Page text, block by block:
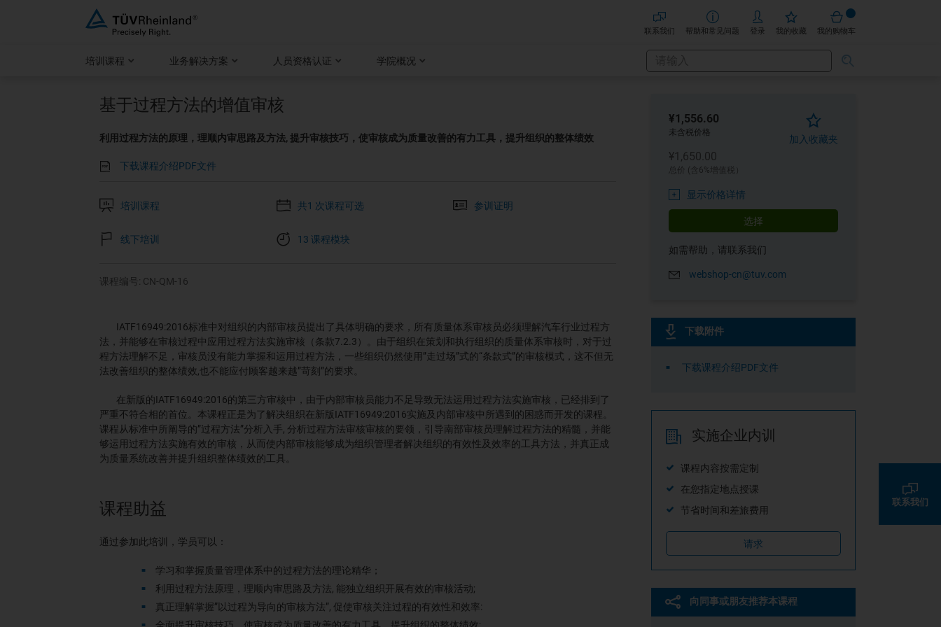
登录 我的收藏 我的购物车
帮助和常见问题
联系我们
跳
内
培训课程 业务解决方案 人员资格认证
学院概况
搜
基于过程方法的增值审核
利用过程方法的原理，理顺内审思路及方法, 提升审核技巧，使审核成为质量改善的有力工具，提升组织的整体绩效
下载课程介绍PDF文件
培训课程 共1 次课程可选 参训证明
线下培训 13 课程模块
课程编号: CN-QM-16
IATF16949:2016标准中对组织的内部审核员提出了具体明确的要求，所有质量体系审核员必须理解汽车行业过程方
法，并能够在审核过程中应用过程方法实施审核（条款7.2.3）。由于组织在策划和执行组织的质量体系审核时，对于过
程方法理解不足，审核员没有能力掌握和运用过程方法，一些组织仍然使用”走过场”式的“条款式”的审核模式，这不但无
法改善组织的整体绩效,也不能应付顾客越来越”苛刻”的要求。
在新版的IATF16949:2016的第三方审核中，由于内部审核员能力不足导致无法运用过程方法实施审核，已经排到了
严重不符合相的首位。本课程正是为了解决组织在新版IATF16949:2016实施及内部审核中所遇到的困惑而开发的课程。
课程从标准中所阐导的”过程方法”分析入手, 分析过程方法审核审核的要领，引导南部审核员理解过程方法的精髓，并能
够运用过程方法实施有效的审核，从而使内部审核能够成为组织管理者解决组织的有效性及效率的工具方法，并真正成
为质量系统改善并提升组织整体绩效的工具。
课程助益
通过参加此培训，学员可以：
学习和掌握质量管理体系中的过程方法的理论精华；
利用过程方法原理，理顺内审思路及方法, 能独立组织开展有效的审核活动;
真正理解掌握”以过程为导向的审核方法”, 促使审核关注过程的有效性和效率:
¥1,556.60
未含税价格
¥1,650.00
总价 (含6%增值税）
加入收藏夹
显示价格详情
选择
如需帮助，请联系我们
webshop-cn@tuv.com
下载附件
下载课程介绍PDF文件
实施企业内训
课程内容按需定制
在您指定地点授课
节省时间和差旅费用
请求
向同事或朋友推荐本课程
联系我们